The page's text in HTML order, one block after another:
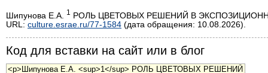
Шипунова Е.А. 1
РОЛЬ ЦВЕТОВЫХ РЕШЕНИЙ В
URL: culture.esrae.ru/77-1584 (дата обращения: 10.08.2026).
Код для вставки на сайт или в блог